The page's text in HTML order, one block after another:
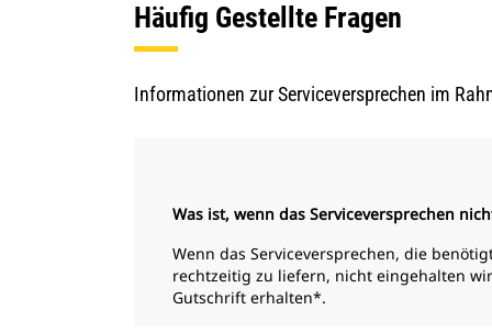
Häufig Gestellte Fragen
Informationen zur Serviceversprechen im
Was ist, wenn das Serviceversprechen
Wenn das Serviceversprechen, die
rechtzeitig zu liefern, nicht eingehalten
Gutschrift erhalten*.